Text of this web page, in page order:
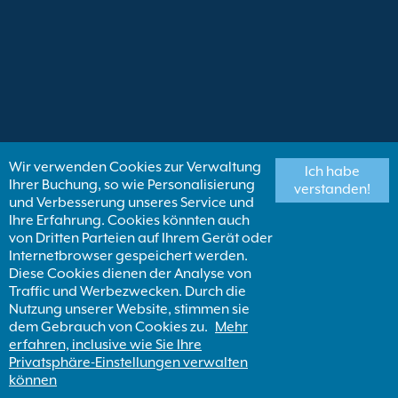
Wir verwenden Cookies zur Verwaltung
Ihrer Buchung, so wie Personalisierung
und Verbesserung unseres Service und
Ihre Erfahrung. Cookies könnten auch
von Dritten Parteien auf Ihrem Gerät oder
Internetbrowser gespeichert werden.
Diese Cookies dienen der Analyse von
Traffic und Werbezwecken. Durch die
Nutzung unserer Website, stimmen sie
dem Gebrauch von Cookies zu. Mehr
erfahren, inclusive wie Sie Ihre
Privatsphäre-Einstellungen verwalten
können
Ich habe
verstanden!